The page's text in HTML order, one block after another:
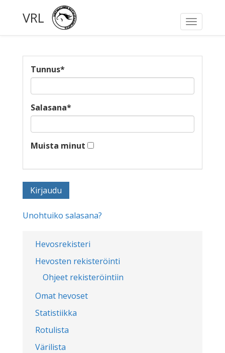
Toggle
VRL
Hevosrekisteri
Hevosten rekisteröinti
Ohjeet rekisteröintiin
Omat hevoset
Statistiikka
Rotulista
Värilista
Tunnus*
Salasana*
Muista minut
Unohtuiko salasana?